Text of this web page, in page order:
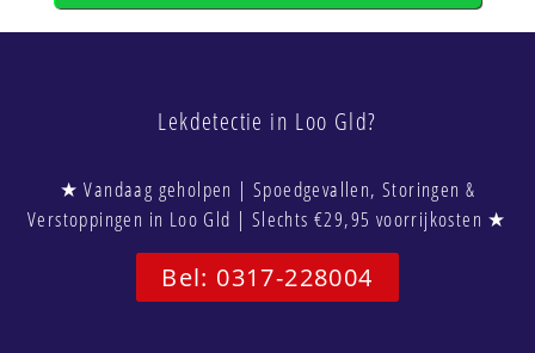
Lekdetectie in Loo Gld?
★ Vandaag geholpen | Spoedgevallen, Storingen &
Verstoppingen in Loo Gld | Slechts €29,95 voorrijkosten ★
Bel: 0317-228004